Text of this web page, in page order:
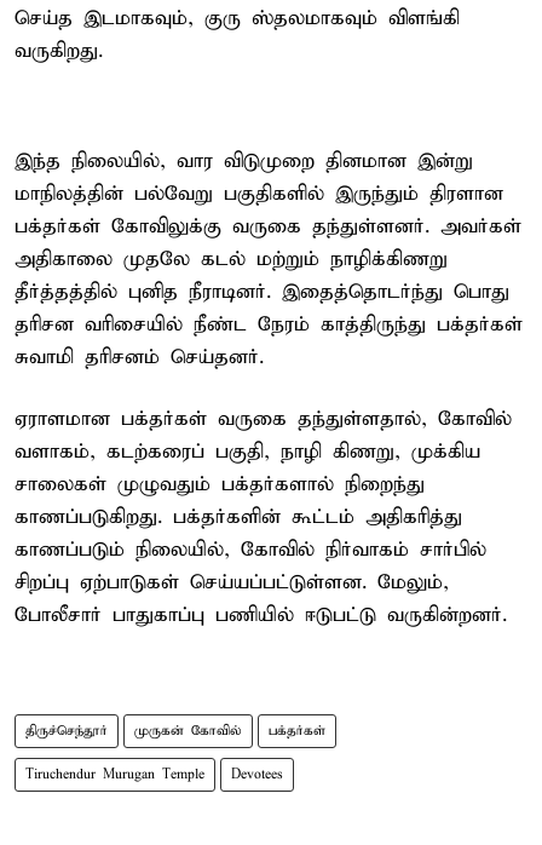
செய்த இடமாகவும், குரு ஸ்தலமாகவும் விளங்கி
வருகிறது.
இந்த நிலையில், வார விடுமுறை தினமான இன்று
மாநிலத்தின் பல்வேறு பகுதிகளில் இருந்தும் திரளான
பக்தர்கள் கோவிலுக்கு வருகை தந்துள்ளனர். அவர்கள்
அதிகாலை முதலே கடல் மற்றும் நாழிக்கிணறு
தீர்த்தத்தில் புனித நீராடினர். இதைத்தொடர்ந்து பொது
தரிசன வரிசையில் நீண்ட நேரம் காத்திருந்து பக்தர்கள்
சுவாமி தரிசனம் செய்தனர்.
ஏராளமான பக்தர்கள் வருகை தந்துள்ளதால், கோவில்
வளாகம், கடற்கரைப் பகுதி, நாழி கிணறு, முக்கிய
சாலைகள் முழுவதும் பக்தர்களால் நிறைந்து
காணப்படுகிறது. பக்தர்களின் கூட்டம் அதிகரித்து
காணப்படும் நிலையில், கோவில் நிர்வாகம் சார்பில்
சிறப்பு ஏற்பாடுகள் செய்யப்பட்டுள்ளன. மேலும்,
போலீசார் பாதுகாப்பு பணியில் ஈடுபட்டு வருகின்றனர்.
திருச்செந்தூர் முருகன் கோவில் பக்தர்கள்
Tiruchendur Murugan Temple Devotees